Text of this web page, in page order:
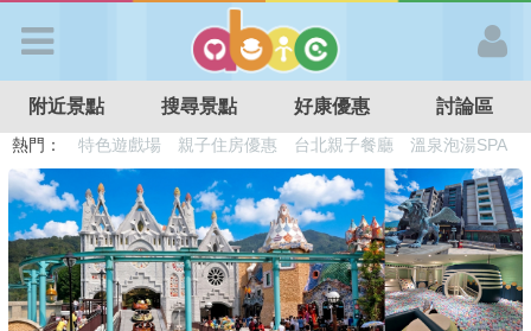
APP登入
首 頁
搜尋景點
附近景點 搜尋景點 好康優惠 討論區
熱門： 溜滑梯民宿 觀光工廠 DIY摘果
日本親子景點
特色遊戲場
親子住房優惠 台北親子餐廳 溫泉泡湯SPA